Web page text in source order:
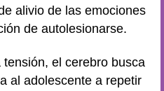
alivio de las emociones
de autolesionarse.
el cerebro busca
al adolescente a repetir